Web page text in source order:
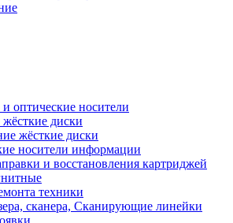
оптические носители
диски
жёсткие диски
носители информации
и восстановления картриджей
техники
сканера, Сканирующие линейки